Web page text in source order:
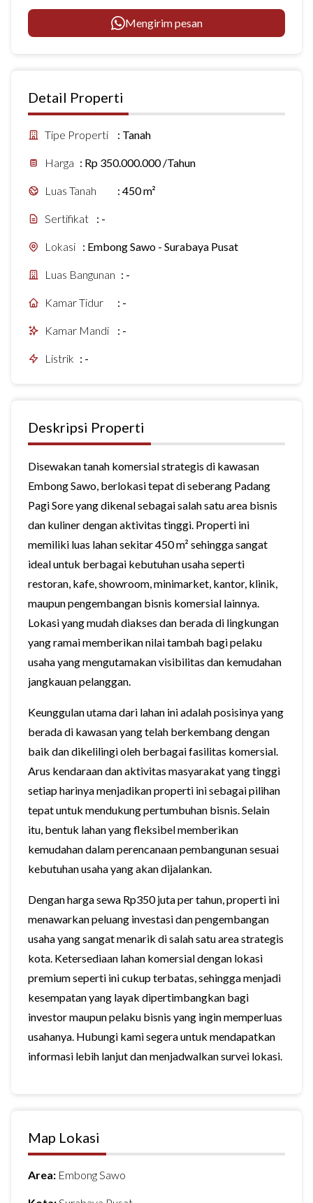
Mengirim pesan
Detail Properti
Tipe Properti : Tanah
Harga : Rp 350.000.000 /Tahun
Luas Tanah : 450 m²
Sertifikat : -
Lokasi : Embong Sawo - Surabaya Pusat
Luas Bangunan : -
Kamar Tidur : -
Kamar Mandi : -
Listrik : -
Deskripsi Properti
Disewakan tanah komersial strategis di kawasan
Embong Sawo, berlokasi tepat di seberang Padang
Pagi Sore yang dikenal sebagai salah satu area bisnis
dan kuliner dengan aktivitas tinggi. Properti ini
memiliki luas lahan sekitar 450 m² sehingga sangat
ideal untuk berbagai kebutuhan usaha seperti
restoran, kafe, showroom, minimarket, kantor, klinik,
maupun pengembangan bisnis komersial lainnya.
Lokasi yang mudah diakses dan berada di lingkungan
yang ramai memberikan nilai tambah bagi pelaku
usaha yang mengutamakan visibilitas dan kemudahan
jangkauan pelanggan.
Keunggulan utama dari lahan ini adalah posisinya yang
berada di kawasan yang telah berkembang dengan
baik dan dikelilingi oleh berbagai fasilitas komersial.
Arus kendaraan dan aktivitas masyarakat yang tinggi
setiap harinya menjadikan properti ini sebagai pilihan
tepat untuk mendukung pertumbuhan bisnis. Selain
itu, bentuk lahan yang fleksibel memberikan
kemudahan dalam perencanaan pembangunan sesuai
kebutuhan usaha yang akan dijalankan.
Dengan harga sewa Rp350 juta per tahun, properti ini
menawarkan peluang investasi dan pengembangan
usaha yang sangat menarik di salah satu area strategis
kota. Ketersediaan lahan komersial dengan lokasi
premium seperti ini cukup terbatas, sehingga menjadi
kesempatan yang layak dipertimbangkan bagi
investor maupun pelaku bisnis yang ingin memperluas
usahanya. Hubungi kami segera untuk mendapatkan
informasi lebih lanjut dan menjadwalkan survei lokasi.
Map Lokasi
Area: Embong Sawo